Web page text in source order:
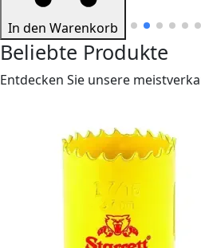
In den Warenkorb
Beliebte Produkte
Entdecken Sie unsere